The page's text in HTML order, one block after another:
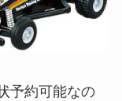
予約可能なの